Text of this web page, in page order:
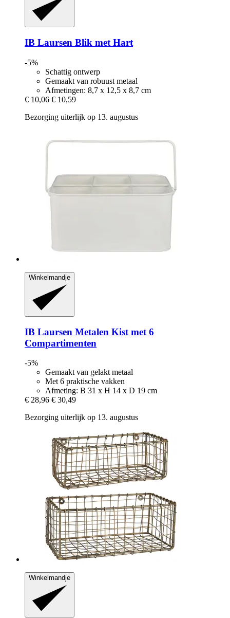
IB Laursen Blik met Hart
-5%
Schattig ontwerp
Gemaakt van robuust metaal
Afmetingen: 8,7 x 12,5 x 8,7 cm
€ 10,06 € 10,59
Bezorging uiterlijk op 13. augustus
Winkelmandje
IB Laursen Metalen Kist met 6
Compartimenten
-5%
Gemaakt van gelakt metaal
Met 6 praktische vakken
Afmeting: B 31 x H 14 x D 19 cm
€ 28,96 € 30,49
Bezorging uiterlijk op 13. augustus
Winkelmandje